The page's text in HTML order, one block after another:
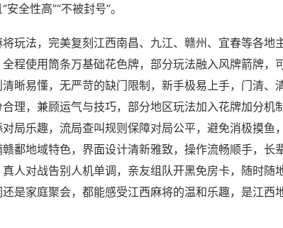
全性高”“不被封号”。
玩法，完美复刻江西南昌、九江、赣州、宜春等各地
程使用筒条万基础花色牌，部分玩法融入风牌箭牌，
晰易懂，无严苛的缺门限制，新手极易上手，门清、
理，兼顾运气与技巧，部分地区玩法加入花牌加分机
局乐趣，流局查叫规则保障对局公平，避免消极摸鱼
鄱地域特色，界面设计清新雅致，操作流畅顺手，长
人对战告别人机单调，亲友组队开黑免房卡，随时随
是家庭聚会，都能感受江西麻将的温和乐趣，是江西